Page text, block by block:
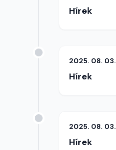
Hírek
2025. 08. 03.
Hírek
2025. 08. 03.
Hírek